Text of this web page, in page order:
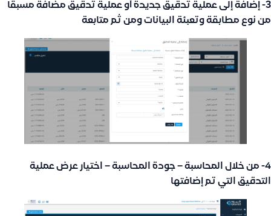
3- إضافة إلى عملية تدقيق جديدة أو عملية تدقيق مضافة مسبقًا
من نوع مطابقة وتعبئة البيانات ومن ثم متابعة
4- من خلال المحاسبة – جودة المحاسبة – اختيار عرض عملية
التدقيق التي تم إضافتها